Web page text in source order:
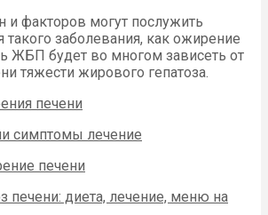
и факторов могут послужить
такого заболевания, как ожирение
ЖБП будет во многом зависеть от
тяжести жирового гепатоза.